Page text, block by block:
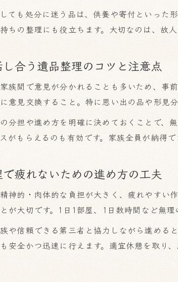
重要
ても処分に迷う品は、供養や寄付といった
ちの整理にも役立ちます。大切なのは、故
合う遺品整理のコツと注意点
族間で意見が分かれることも多いため、事
意見交換すること。特に思い出の品や形見
分担や進め方を明確に決めておくことで、
がもらえるのも有効です。家族全員が納得
疲れないための進め方の工夫
神的・肉体的な負担が大きく、疲れやすい
が大切です。1日1部屋、1日数時間など無
や信頼できる第三者と協力しながら進める
安全かつ迅速に行えます。適宜休憩を取り